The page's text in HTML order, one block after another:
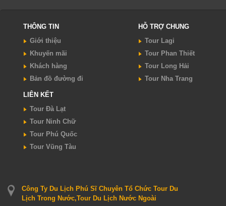
THÔNG TIN
Giới thiệu
Khuyến mãi
Khách hàng
Bản đồ đường đi
HỖ TRỢ CHUNG
Tour Lagi
Tour Phan Thiết
Tour Long Hải
Tour Nha Trang
LIÊN KẾT
Tour Đà Lạt
Tour Ninh Chữ
Tour Phú Quốc
Tour Vũng Tàu
Công Ty Du Lịch Phú Sĩ Chuyên Tổ Chức Tour Du
Lịch Trong Nước,Tour Du Lịch Nước Ngoài